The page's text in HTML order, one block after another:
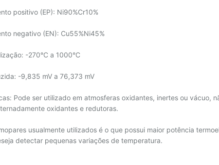
positivo (EP): Ni90%Cr10%
negativo (EN): Cu55%Ni45%
-270°C a 1000°C
-9,835 mV a 76,373 mV
Pode ser utilizado em atmosferas oxidantes, inertes ou vácuo,
oxidantes e redutoras.
usualmente utilizados é o que possui maior potência
detectar pequenas variações de temperatura.